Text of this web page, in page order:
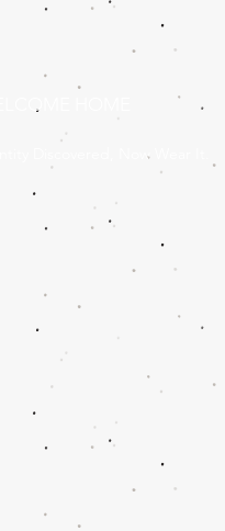
HOME
Discovered, Now Wear It.